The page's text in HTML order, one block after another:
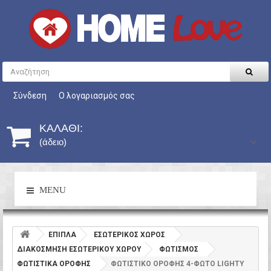
Σύνδεση Ο λογαριασμός σας
ΚΑΛΆΘΙ:
(άδειο)
MENU
ΕΠΙΠΛΑ
ΕΣΩΤΕΡΙΚΟΣ ΧΩΡΟΣ
ΔΙΑΚΟΣΜΗΣΗ ΕΣΩΤΕΡΙΚΟΥ ΧΩΡΟΥ
ΦΩΤΙΣΜΟΣ
ΦΩΤΙΣΤΙΚΑ ΟΡΟΦΗΣ
ΦΩΤΙΣΤΙΚΟ ΟΡΟΦΗΣ 4-ΦΩΤΟ LIGHTY